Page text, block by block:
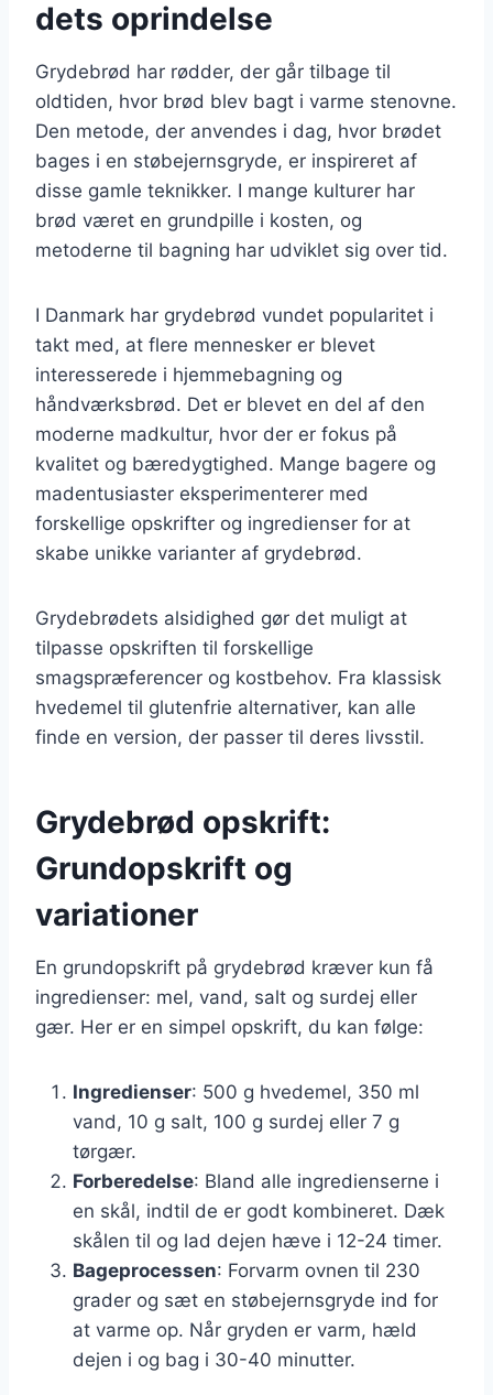
dets oprindelse
Grydebrød har rødder, der går tilbage til
oldtiden, hvor brød blev bagt i varme stenovne.
Den metode, der anvendes i dag, hvor brødet
bages i en støbejernsgryde, er inspireret af
disse gamle teknikker. I mange kulturer har
brød været en grundpille i kosten, og
metoderne til bagning har udviklet sig over tid.
I Danmark har grydebrød vundet popularitet i
takt med, at flere mennesker er blevet
interesserede i hjemmebagning og
håndværksbrød. Det er blevet en del af den
moderne madkultur, hvor der er fokus på
kvalitet og bæredygtighed. Mange bagere og
madentusiaster eksperimenterer med
forskellige opskrifter og ingredienser for at
skabe unikke varianter af grydebrød.
Grydebrødets alsidighed gør det muligt at
tilpasse opskriften til forskellige
smagspræferencer og kostbehov. Fra klassisk
hvedemel til glutenfrie alternativer, kan alle
finde en version, der passer til deres livsstil.
Grydebrød opskrift:
Grundopskrift og
variationer
En grundopskrift på grydebrød kræver kun få
ingredienser: mel, vand, salt og surdej eller
gær. Her er en simpel opskrift, du kan følge:
Ingredienser: 500 g hvedemel, 350 ml
vand, 10 g salt, 100 g surdej eller 7 g
tørgær.
Forberedelse: Bland alle ingredienserne i
en skål, indtil de er godt kombineret. Dæk
skålen til og lad dejen hæve i 12-24 timer.
Bageprocessen: Forvarm ovnen til 230
grader og sæt en støbejernsgryde ind for
at varme op. Når gryden er varm, hæld
dejen i og bag i 30-40 minutter.